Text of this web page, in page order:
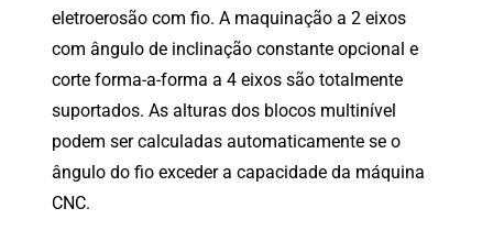
eletroerosão com fio. A maquinação a 2 eixos
com ângulo de inclinação constante opcional e
corte forma-a-forma a 4 eixos são totalmente
suportados. As alturas dos blocos multinível
podem ser calculadas automaticamente se o
ângulo do fio exceder a capacidade da máquina
CNC.